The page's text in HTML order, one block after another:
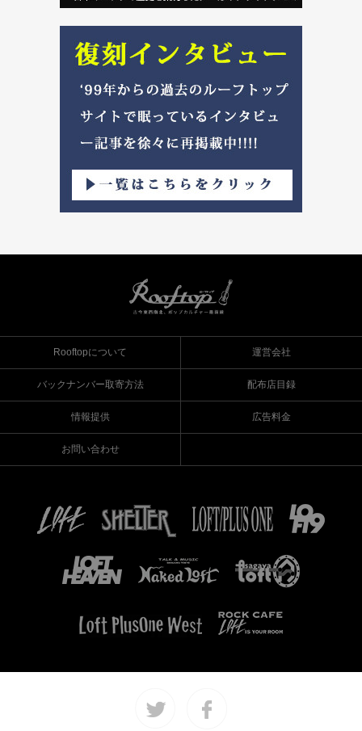
Rooftopについて 運営会社
バックナンバー取寄方法 配布店目録
情報提供 広告料金
お問い合わせ